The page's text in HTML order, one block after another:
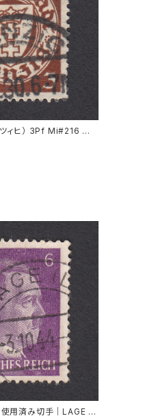
ィヒ） 3Pf Mi#216 使
2.9.1930
用済み切手｜LAGE 3.